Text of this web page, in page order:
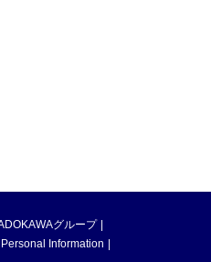
グループ
Information